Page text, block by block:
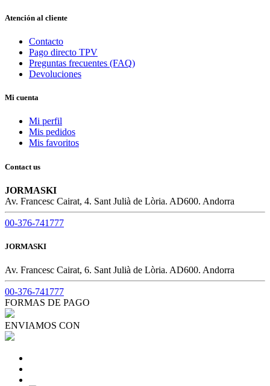
Atención al cliente
Contacto
Pago directo TPV
Preguntas frecuentes (FAQ)
Devoluciones
Mi cuenta
Mi perfil
Mis pedidos
Mis favoritos
Contact us
JORMASKI
Av. Francesc Cairat, 4. Sant Julià de Lòria. AD600. Andorra
00-376-741777
JORMASKI
Av. Francesc Cairat, 6. Sant Julià de Lòria. AD600. Andorra
00-376-741777
FORMAS DE PAGO
ENVIAMOS CON